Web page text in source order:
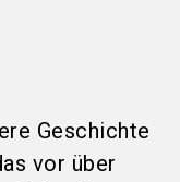
Geschichte
vor über